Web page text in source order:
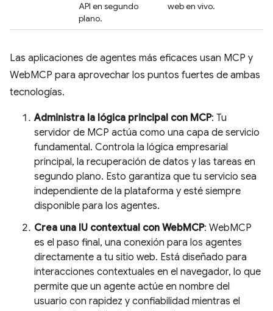
API en segundo
plano.
web en vivo.
Las aplicaciones de agentes más eficaces usan MCP y
WebMCP para aprovechar los puntos fuertes de ambas
tecnologías.
Administra la lógica principal con MCP: Tu
servidor de MCP actúa como una capa de servicio
fundamental. Controla la lógica empresarial
principal, la recuperación de datos y las tareas en
segundo plano. Esto garantiza que tu servicio sea
independiente de la plataforma y esté siempre
disponible para los agentes.
Crea una IU contextual con WebMCP: WebMCP
es el paso final, una conexión para los agentes
directamente a tu sitio web. Está diseñado para
interacciones contextuales en el navegador, lo que
permite que un agente actúe en nombre del
usuario con rapidez y confiabilidad mientras el